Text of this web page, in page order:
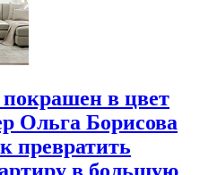
в цвет
Ольга Борисова
превратить
в большую